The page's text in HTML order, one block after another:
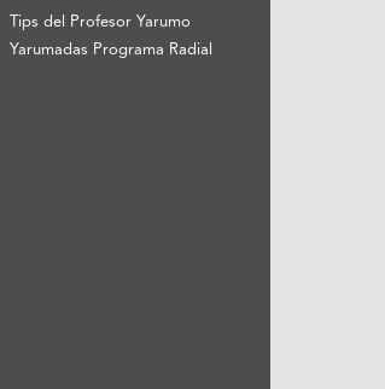
Tips del Profesor Yarumo
Yarumadas Programa Radial